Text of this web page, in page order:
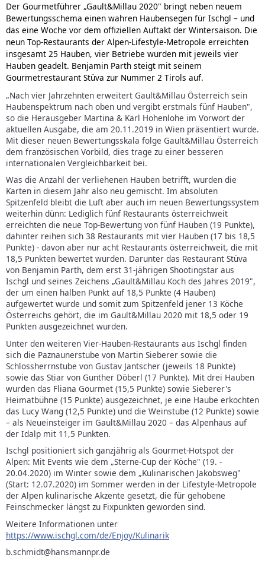
Der Gourmetführer „Gault&Millau 2020" bringt neben neuem
Bewertungsschema einen wahren Haubensegen für Ischgl – und
das eine Woche vor dem offiziellen Auftakt der Wintersaison. Die
neun Top-Restaurants der Alpen-Lifestyle-Metropole erreichten
insgesamt 25 Hauben, vier Betriebe wurden mit jeweils vier
Hauben geadelt. Benjamin Parth steigt mit seinem
Gourmetrestaurant Stüva zur Nummer 2 Tirols auf.
„Nach vier Jahrzehnten erweitert Gault&Millau Österreich sein
Haubenspektrum nach oben und vergibt erstmals fünf Hauben",
so die Herausgeber Martina & Karl Hohenlohe im Vorwort der
aktuellen Ausgabe, die am 20.11.2019 in Wien präsentiert wurde.
Mit dieser neuen Bewertungsskala folge Gault&Millau Österreich
dem französischen Vorbild, dies trage zu einer besseren
internationalen Vergleichbarkeit bei.
Was die Anzahl der verliehenen Hauben betrifft, wurden die
Karten in diesem Jahr also neu gemischt. Im absoluten
Spitzenfeld bleibt die Luft aber auch im neuen Bewertungssystem
weiterhin dünn: Lediglich fünf Restaurants österreichweit
erreichten die neue Top-Bewertung von fünf Hauben (19 Punkte),
dahinter reihen sich 38 Restaurants mit vier Hauben (17 bis 18,5
Punkte) - davon aber nur acht Restaurants österreichweit, die mit
18,5 Punkten bewertet wurden. Darunter das Restaurant Stüva
von Benjamin Parth, dem erst 31-jährigen Shootingstar aus
Ischgl und seines Zeichens „Gault&Millau Koch des Jahres 2019",
der um einen halben Punkt auf 18,5 Punkte (4 Hauben)
aufgewertet wurde und somit zum Spitzenfeld jener 13 Köche
Österreichs gehört, die im Gault&Millau 2020 mit 18,5 oder 19
Punkten ausgezeichnet wurden.
Unter den weiteren Vier-Hauben-Restaurants aus Ischgl finden
sich die Paznaunerstube von Martin Sieberer sowie die
Schlossherrnstube von Gustav Jantscher (jeweils 18 Punkte)
sowie das Stiar von Gunther Döberl (17 Punkte). Mit drei Hauben
wurden das Fliana Gourmet (15,5 Punkte) sowie Sieberer's
Heimatbühne (15 Punkte) ausgezeichnet, je eine Haube erkochten
das Lucy Wang (12,5 Punkte) und die Weinstube (12 Punkte) sowie
– als Neueinsteiger im Gault&Millau 2020 – das Alpenhaus auf
der Idalp mit 11,5 Punkten.
Ischgl positioniert sich ganzjährig als Gourmet-Hotspot der
Alpen: Mit Events wie dem „Sterne-Cup der Köche" (19. -
20.04.2020) im Winter sowie dem „Kulinarischen Jakobsweg"
(Start: 12.07.2020) im Sommer werden in der Lifestyle-Metropole
der Alpen kulinarische Akzente gesetzt, die für gehobene
Feinschmecker längst zu Fixpunkten geworden sind.
Weitere Informationen unter
https://www.ischgl.com/de/Enjoy/Kulinarik
b.schmidt@hansmannpr.de